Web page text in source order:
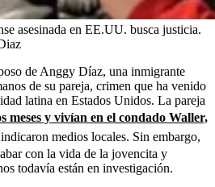
asesinada en EE.UU. busca justicia.
de Anggy Díaz, una inmigrante
de su pareja, crimen que ha venido
latina en Estados Unidos. La pareja
meses y vivían en el condado Waller,
medios locales. Sin embargo,
con la vida de la jovencita y
todavía están en investigación.